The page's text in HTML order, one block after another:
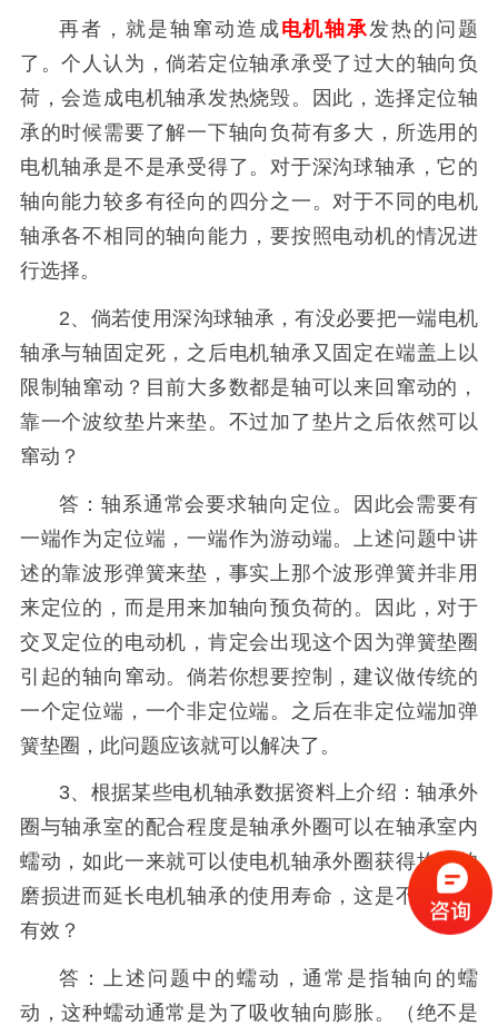
再者，就是轴窜动造成电机轴承发热的问题
了。个人认为，倘若定位轴承承受了过大的轴向负
荷，会造成电机轴承发热烧毁。因此，选择定位轴
承的时候需要了解一下轴向负荷有多大，所选用的
电机轴承是不是承受得了。对于深沟球轴承，它的
轴向能力较多有径向的四分之一。对于不同的电机
轴承各不相同的轴向能力，要按照电动机的情况进
行选择。
2、倘若使用深沟球轴承，有没必要把一端电机
轴承与轴固定死，之后电机轴承又固定在端盖上以
限制轴窜动？目前大多数都是轴可以来回窜动的，
靠一个波纹垫片来垫。不过加了垫片之后依然可以
窜动？
答：轴系通常会要求轴向定位。因此会需要有
一端作为定位端，一端作为游动端。上述问题中讲
述的靠波形弹簧来垫，事实上那个波形弹簧并非用
来定位的，而是用来加轴向预负荷的。因此，对于
交叉定位的电动机，肯定会出现这个因为弹簧垫圈
引起的轴向窜动。倘若你想要控制，建议做传统的
一个定位端，一个非定位端。之后在非定位端加弹
簧垫圈，此问题应该就可以解决了。
3、根据某些电机轴承数据资料上介绍：轴承外
圈与轴承室的配合程度是轴承外圈可以在轴承室内
蠕动，如此一来就可以使电机轴承外圈获得均匀的
磨损进而延长电机轴承的使用寿命，这是不是合理
有效？
答：上述问题中的蠕动，通常是指轴向的蠕
动，这种蠕动通常是为了吸收轴向膨胀。（绝不是